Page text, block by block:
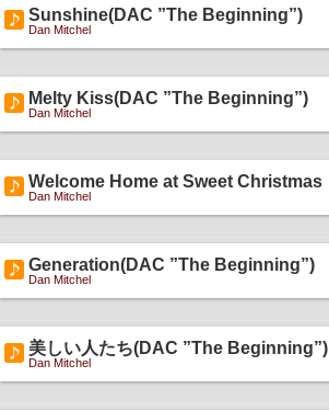
Sunshine(DAC ”The Beginning”)
Dan Mitchel
Melty Kiss(DAC ”The Beginning”)
Dan Mitchel
Welcome Home at Sweet Christmas
Dan Mitchel
Generation(DAC ”The Beginning”)
Dan Mitchel
美しい人たち(DAC ”The Beginning”)
Dan Mitchel